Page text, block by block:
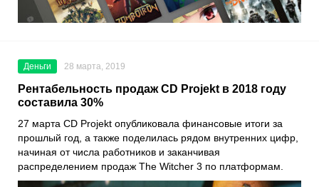
Деньги 28 марта, 2019
Рентабельность продаж CD Projekt в 2018 году
составила 30%
27 марта CD Projekt опубликовала финансовые итоги за
прошлый год, а также поделилась рядом внутренних цифр,
начиная от числа работников и заканчивая
распределением продаж The Witcher 3 по платформам.